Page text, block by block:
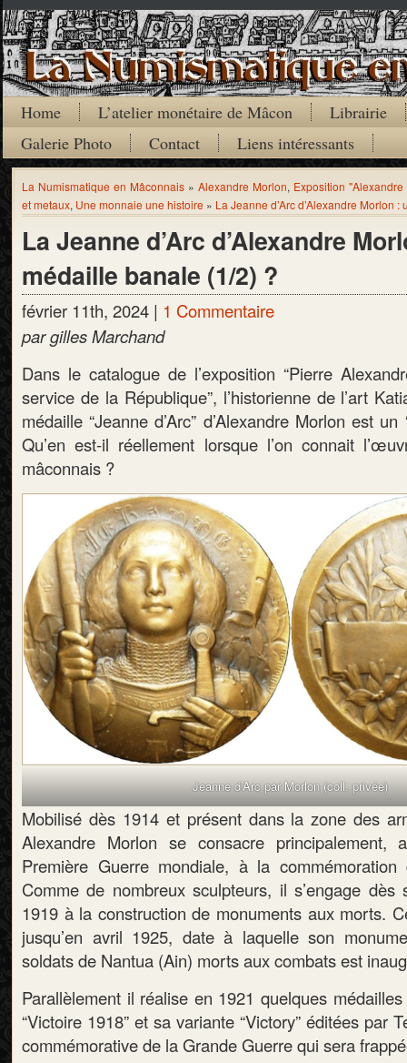
Home L’atelier monétaire de Mâcon
Librairie
Galerie Photo
Contact Liens intéressants
La Numismatique en Mâconnais » Alexandre Morlon, Exposition "Alexandre
et metaux, Une monnaie une histoire » La Jeanne d’Arc d’Alexandre Morlon
La Jeanne d’Arc d’Alexandre
médaille banale (1/2) ?
février 11th, 2024 | 1 Commentaire
par gilles Marchand
Dans le catalogue de l’exposition “Pierre
service de la République”, l’historienne de l’art
médaille “Jeanne d’Arc” d’Alexandre Morlon est
Qu’en est-il réellement lorsque l’on connait
mâconnais ?
Jeanne d’Arc par Morlon (coll. privée)
Mobilisé dès 1914 et présent dans la zone des
Alexandre Morlon se consacre principalement,
Première Guerre mondiale, à la
Comme de nombreux sculpteurs, il s’engage dès
1919 à la construction de monuments aux morts.
jusqu’en avril 1925, date à laquelle son
soldats de Nantua (Ain) morts aux combats est
Parallèlement il réalise en 1921 quelques
“Victoire 1918” et sa variante “Victory” éditées par
commémorative de la Grande Guerre qui sera